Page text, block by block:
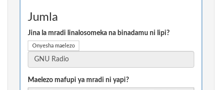
Jumla
Jina la mradi linalosomeka na binadamu ni lipi?
Onyesha maelezo
Maelezo mafupi ya mradi ni yapi?